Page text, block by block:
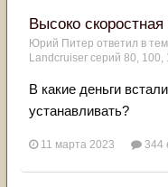
Высоко
Юрий Питер ответил в
Landcruiser серий 80,
В какие деньги
устанавливать?
11 марта 2023 344